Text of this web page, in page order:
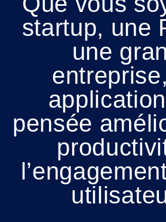
startup, une
une
pensée